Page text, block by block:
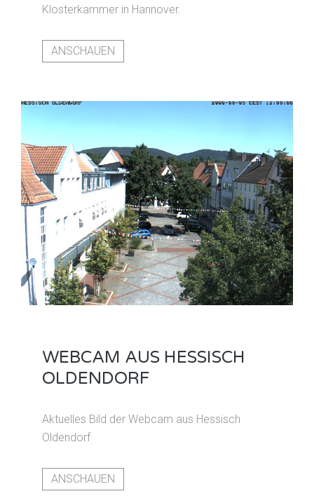
Klosterkammer in Hannover.
ANSCHAUEN
WEBCAM AUS HESSISCH
OLDENDORF
Aktuelles Bild der Webcam aus Hessisch
Oldendorf
ANSCHAUEN